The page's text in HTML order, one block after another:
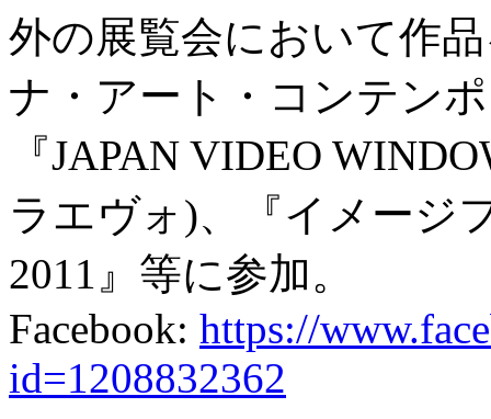
外の展覧会において作
ナ・アート・コンテン
『JAPAN VIDEO
ラエヴォ)、『イメージ
2011』等に参加。
Facebook: https://
id=1208832362